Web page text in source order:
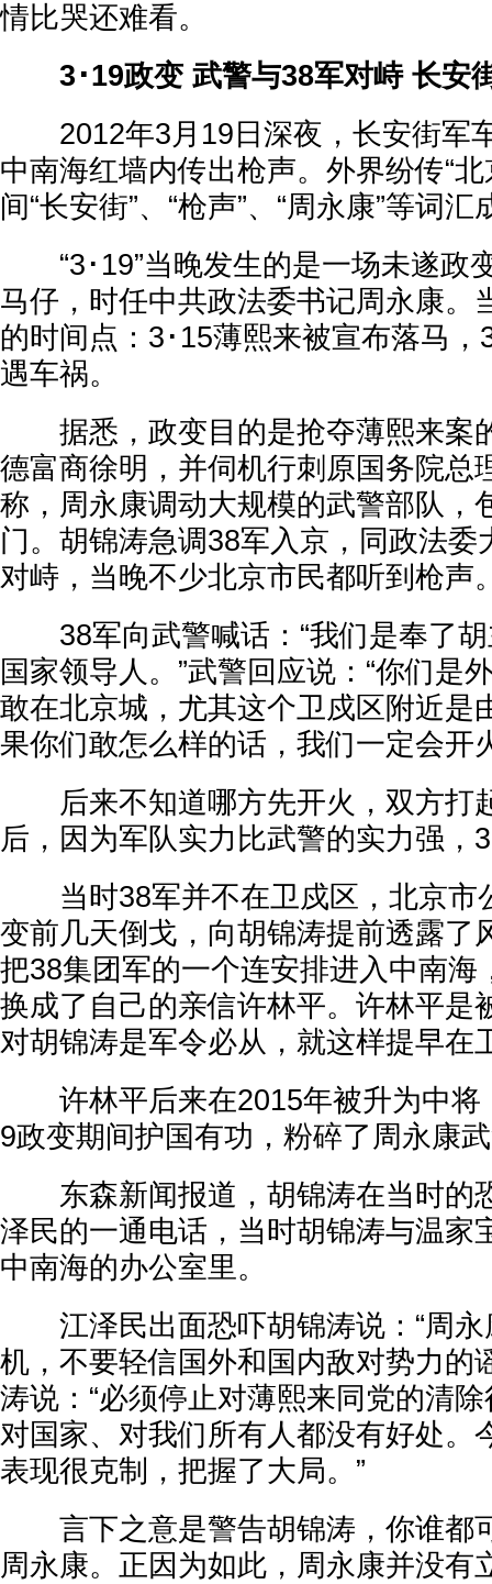
情比哭还难看。
3･19政变 武警与38军对峙 长安
2012年3月19日深夜，长安街军
中南海红墙内传出枪声。外界纷传“
间“长安街”、“枪声”、“周永康”等词
“3･19”当晚发生的是一场未遂政
马仔，时任中共政法委书记周永康。
的时间点：3･15薄熙来被宣布落马，
遇车祸。
据悉，政变目的是抢夺薄熙来案
德富商徐明，并伺机行刺原国务院总
称，周永康调动大规模的武警部队，
门。胡锦涛急调38军入京，同政法委
对峙，当晚不少北京市民都听到枪声
38军向武警喊话：“我们是奉了胡
国家领导人。”武警回应说：“你们是
敢在北京城，尤其这个卫戍区附近是
果你们敢怎么样的话，我们一定会开
后来不知道哪方先开火，双方打
后，因为军队实力比武警的实力强，
当时38军并不在卫戍区，北京市
变前几天倒戈，向胡锦涛提前透露了
把38集团军的一个连安排进入中南海
换成了自己的亲信许林平。许林平是
对胡锦涛是军令必从，就这样提早在
许林平后来在2015年被升为中将
9政变期间护国有功，粉碎了周永康
东森新闻报道，胡锦涛在当时的
泽民的一通电话，当时胡锦涛与温家
中南海的办公室里。
江泽民出面恐吓胡锦涛说：“周永
机，不要轻信国外和国内敌对势力的
涛说：“必须停止对薄熙来同党的清
对国家、对我们所有人都没有好处。
表现很克制，把握了大局。”
言下之意是警告胡锦涛，你谁都
周永康。正因为如此，周永康并没有